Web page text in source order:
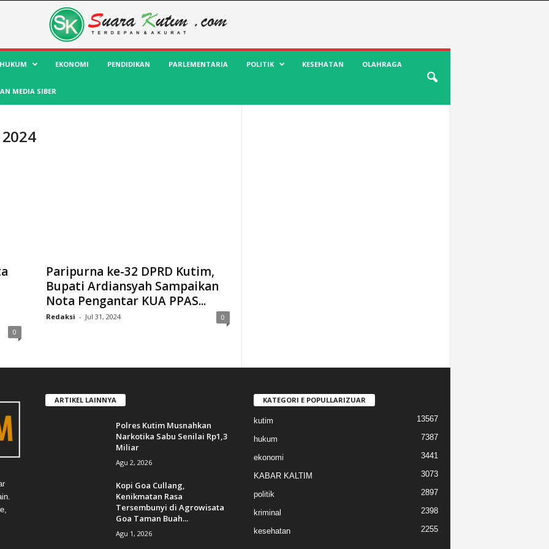
HUKUM EKONOMI PENDIDIKAN PARLEMENTARIA POLITIK KESEHATAN OLAHRAGA
MEDIA SIBER
0
Paripurna ke-32 DPRD Kutim,
Bupati Ardiansyah Sampaikan
Nota Pengantar KUA PPAS...
Redaksi - Jul 31, 2024 0
ARTIKEL LAINNYA
Polres Kutim Musnahkan
Narkotika Sabu Senilai Rp1,3
Miliar
Agu 2, 2026
Kopi Goa Cullang,
Kenikmatan Rasa
Tersembunyi di Agrowisata
Goa Taman Buah...
Agu 1, 2026
KATEGORI E POPULLARIZUAR
kutim 13567
hukum 7387
ekonomi 3441
KABAR KALTIM 3073
politik 2897
kriminal 2398
kesehatan 2255